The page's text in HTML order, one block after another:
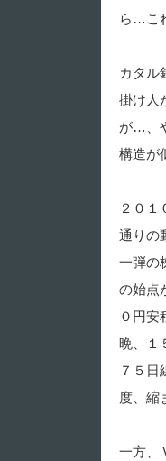
ら…こ
カタル
掛け人
が…、
構造が
２０
通りの
一弾の
の始点
０円安
晩、１
７５
度、縮
一方、